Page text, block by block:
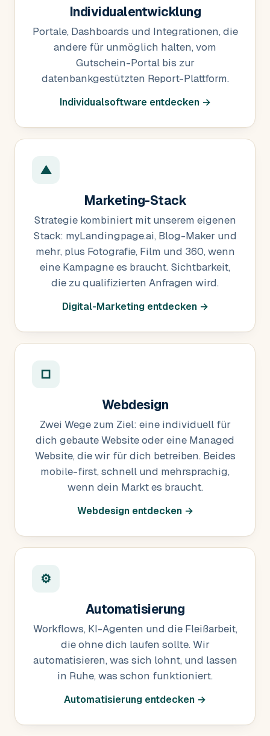
Individualentwicklung
Portale, Dashboards und Integrationen, die
andere für unmöglich halten, vom
Gutschein-Portal bis zur
datenbankgestützten Report-Plattform.
Individualsoftware entdecken →
▲
Marketing-Stack
Strategie kombiniert mit unserem eigenen
Stack: myLandingpage.ai, Blog-Maker und
mehr, plus Fotografie, Film und 360, wenn
eine Kampagne es braucht. Sichtbarkeit,
die zu qualifizierten Anfragen wird.
Digital-Marketing entdecken →
□
Webdesign
Zwei Wege zum Ziel: eine individuell für
dich gebaute Website oder eine Managed
Website, die wir für dich betreiben. Beides
mobile-first, schnell und mehrsprachig,
wenn dein Markt es braucht.
Webdesign entdecken →
⚙
Automatisierung
Workflows, KI-Agenten und die Fleißarbeit,
die ohne dich laufen sollte. Wir
automatisieren, was sich lohnt, und lassen
in Ruhe, was schon funktioniert.
Automatisierung entdecken →